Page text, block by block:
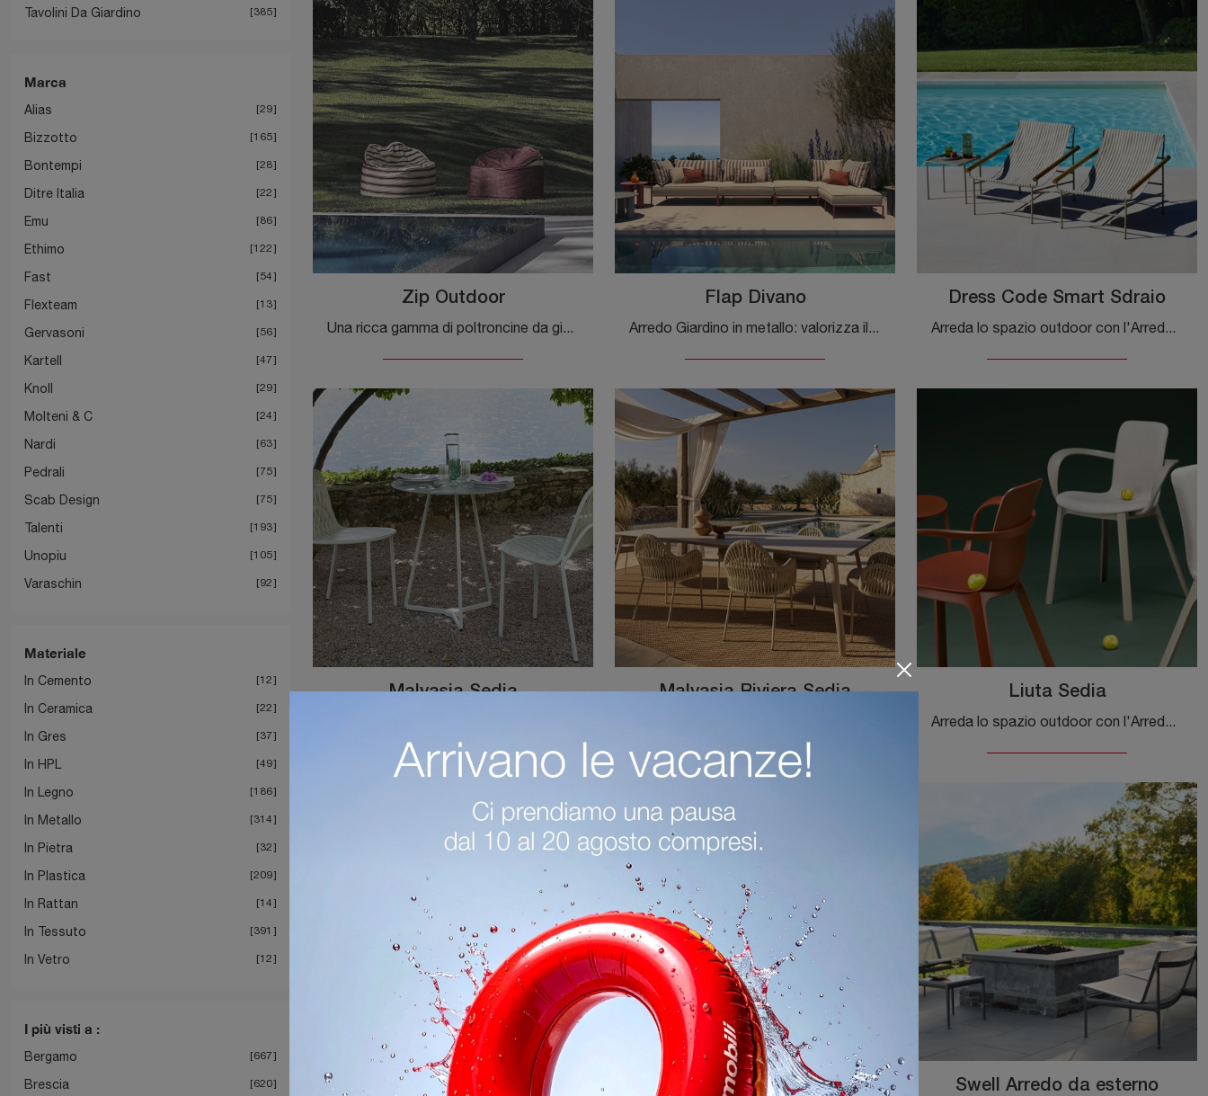
Tavolini Da Giardino 385
Marca
Alias 29
Bizzotto 165
Bontempi 28
Ditre Italia 22
Emu 86
Ethimo 122
Fast 54
Flexteam 13
Gervasoni 56
Kartell 47
Knoll 29
Molteni & C 24
Nardi 63
Pedrali 75
Scab Design 75
Talenti 193
Unopiu 105
Varaschin 92
Materiale
In Cemento 12
In Ceramica 22
In Gres 37
In HPL 49
In Legno 186
In Metallo 314
In Pietra 32
In Plastica 209
In Rattan 14
In Tessuto 391
In Vetro 12
I più visti a :
Bergamo 667
Brescia 620
Zip Outdoor
Una ricca gamma di poltroncine da giardino in tessuto ti attende nel nostro showroom: clicca e scopri il modello Zip Outdoor di Flexteam.
Flap Divano
Arredo Giardino in metallo: valorizza il giardino con diverse soluzioni di divani da giardino del marchio Scab Design.
Dress Code Smart Sdraio
Arreda lo spazio outdoor con l'Arredo Giardino Scab Design! Set e sdraio in tessuto, come il modello Dress Code Smart Sdraio, ti attendono!
Malvasia Sedia
Malvasia Riviera Sedia
Liuta Sedia
Arreda lo spazio outdoor con l'Arredo Giardino Scab Design! Set e sedie da giardino in plastica, come il modello Liuta Sedia, ti aspettano!
Reil Sedia
Flap Arredo da esterno
Swell Arredo da esterno